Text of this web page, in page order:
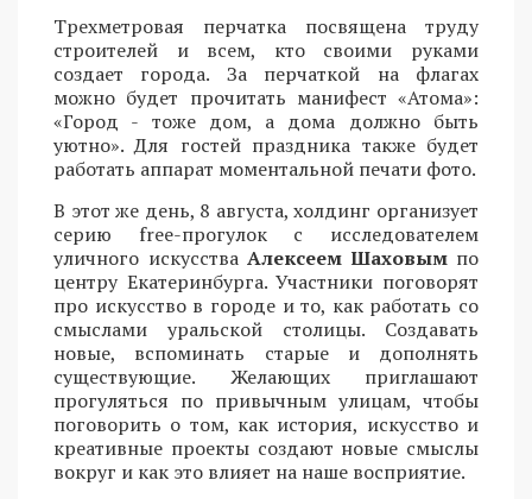
Трехметровая перчатка посвящена труду
строителей и всем, кто своими руками
создает города. За перчаткой на флагах
можно будет прочитать манифест «Атома»:
«Город - тоже дом, а дома должно быть
уютно». Для гостей праздника также будет
работать аппарат моментальной печати фото.
В этот же день, 8 августа, холдинг организует
серию free-прогулок с исследователем
уличного искусства Алексеем Шаховым по
центру Екатеринбурга. Участники поговорят
про искусство в городе и то, как работать со
смыслами уральской столицы. Создавать
новые, вспоминать старые и дополнять
существующие. Желающих приглашают
прогуляться по привычным улицам, чтобы
поговорить о том, как история, искусство и
креативные проекты создают новые смыслы
вокруг и как это влияет на наше восприятие.